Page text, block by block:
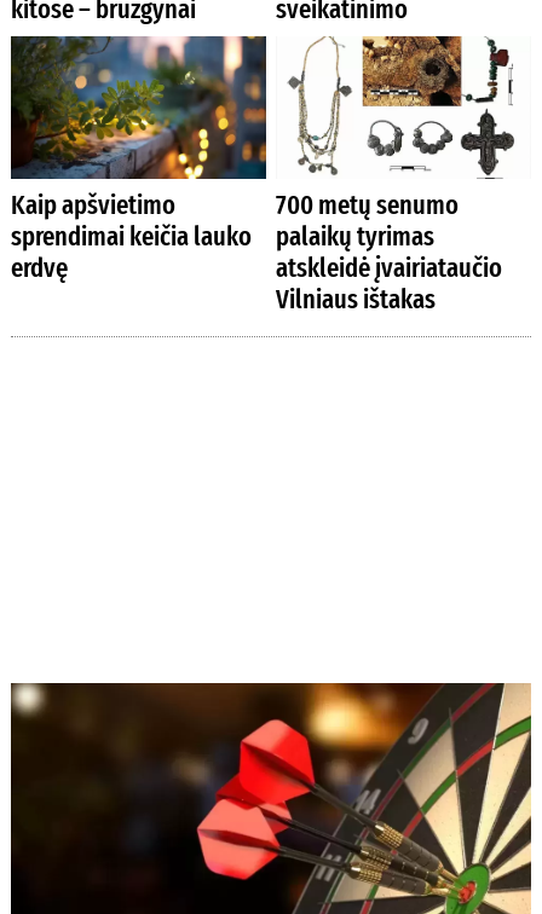
kitose – brūzgynai sveikatinimo
Kaip apšvietimo
sprendimai keičia lauko
erdvę
700 metų senumo
palaikų tyrimas
atskleidė įvairiataučio
Vilniaus ištakas